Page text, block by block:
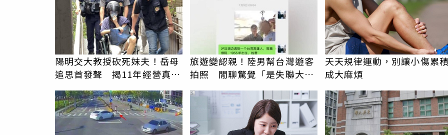
陽明交大教授砍死妹夫！岳母
追思首發聲 揭11年經營真相
駁「爭產」
旅遊變認親！陸男幫台灣遊客
拍照 閒聊驚覺「是失聯大
伯」奇蹟重逢
天天規律運動，別讓小傷累
成大麻煩
PR